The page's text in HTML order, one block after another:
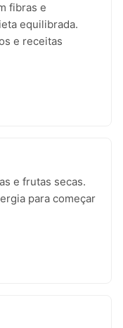
fibras e
equilibrada.
e receitas
e frutas secas.
para começar